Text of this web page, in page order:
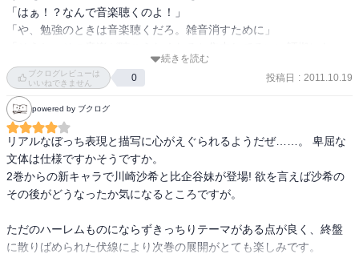
「はぁ！？なんで音楽聴くのよ！」
「や、勉強のときは音楽聴くだろ。雑音消すために」
てモチベーションが高まるし」
「そうじゃないよ！勉強会ってこうじゃないよ！」
ばんばんとテーブルを叩いて由比ケ浜は抗議する。すると、雪ノ下
は顎に手をやり、考え込むしぐさをした。
「……じゃあ、どんなのが勉強会なの？」
「えっと、出題範囲確認したり、わからないとこ質問したり、……
まぁ、休憩も挟んで、あとは相談したり、それから、情報交換した
り。たまには……雑談もするかなぁ？」
勉強会なのに、何一つ勉強してない。むしろ、そんな奴ら邪魔じゃ
ないのか。
続きを読む
ブクログレビューは
いいねできません
0 投稿日 : 2011.10.19
powered by ブクログ
リアルなぼっち表現と描写に心がえぐられるようだぜ……。 卑屈な
文体は仕様ですかそうですか。
2巻からの新キャラで川崎沙希と比企谷妹が登場! 欲を言えば沙希の
その後がどうなったか気になるところですが。
ただのハーレムものにならずきっちりテーマがある点が良く、終盤
に散りばめられた伏線により次巻の展開がとても楽しみです。